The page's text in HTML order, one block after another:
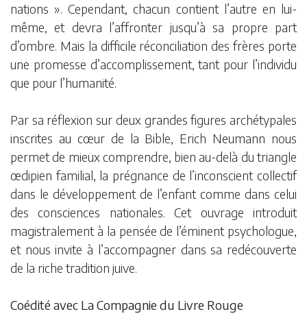
nations ». Cependant, chacun contient l’autre en lui-
même, et devra l’affronter jusqu’à sa propre part
d’ombre. Mais la difficile réconciliation des frères porte
une promesse d’accomplissement, tant pour l’individu
que pour l’humanité.
Par sa réflexion sur deux grandes figures archétypales
inscrites au cœur de la Bible, Erich Neumann nous
permet de mieux comprendre, bien au-delà du triangle
œdipien familial, la prégnance de l’inconscient collectif
dans le développement de l’enfant comme dans celui
des consciences nationales. Cet ouvrage introduit
magistralement à la pensée de l’éminent psychologue,
et nous invite à l’accompagner dans sa redécouverte
de la riche tradition juive.
Coédité avec La Compagnie du Livre Rouge